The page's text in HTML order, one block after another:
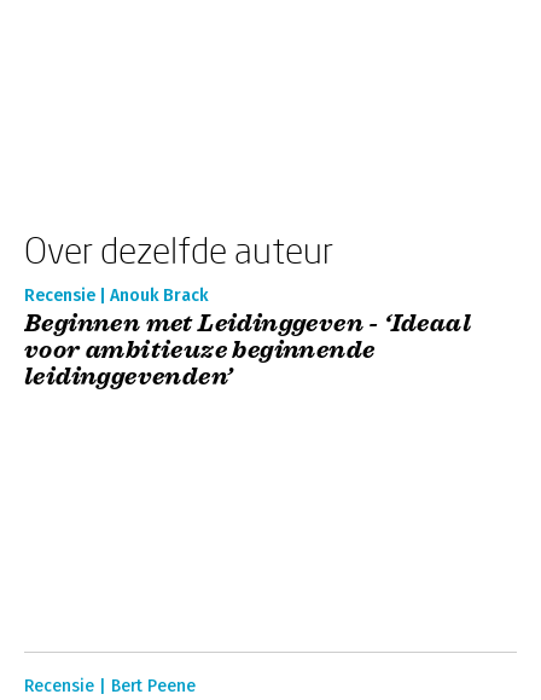
Over dezelfde auteur
Recensie | Anouk Brack
Beginnen met Leidinggeven - ‘Ideaal
voor ambitieuze beginnende
leidinggevenden’
Recensie | Bert Peene